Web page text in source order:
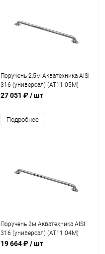
Поручень 2,5м Акватехника AISI
316 (универсал) (AT11.05M)
27 051 ₽/ шт
Подробнее
Поручень 2м Акватехника AISI
316 (универсал) (AT11.04M)
19 664 ₽/ шт